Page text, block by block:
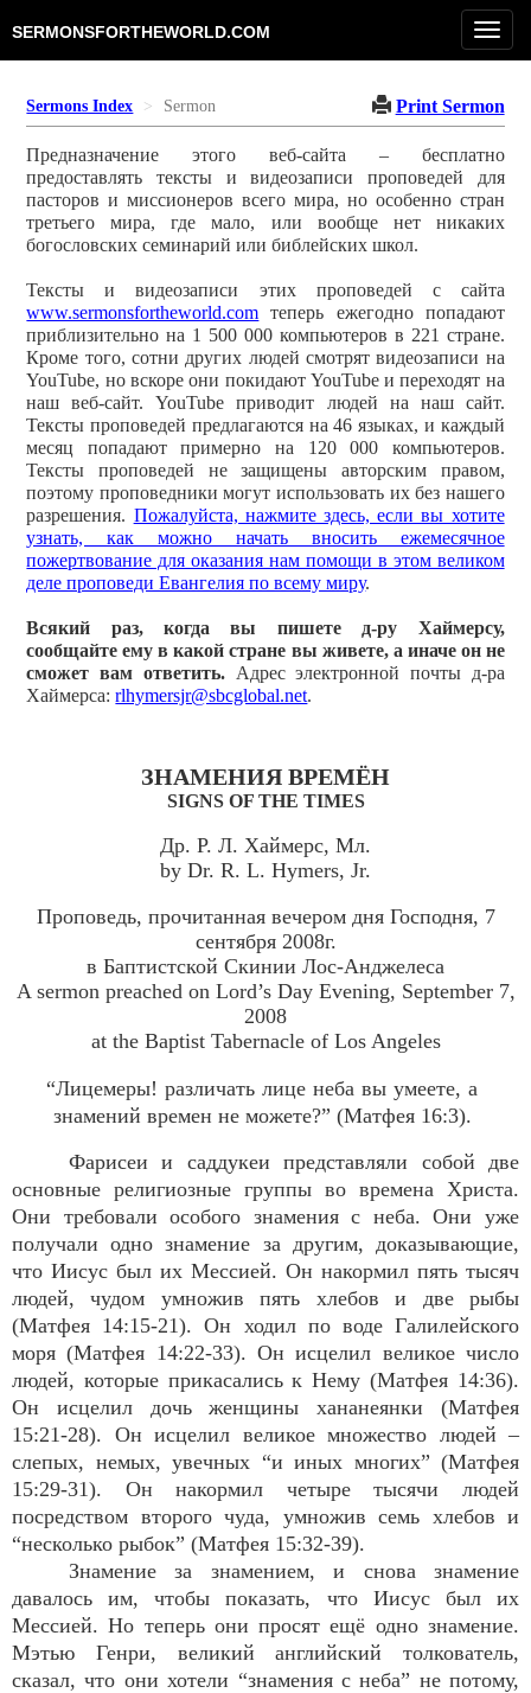
SERMONSFORTHEWORLD.COM
Sermons Index Sermon Print Sermon
Предназначение этого веб-сайта – бесплатно
предоставлять тексты и видеозаписи проповедей для
пасторов и миссионеров всего мира, но особенно стран
третьего мира, где мало, или вообще нет никаких
богословских семинарий или библейских школ.
Тексты и видеозаписи этих проповедей с сайта
www.sermonsfortheworld.com теперь ежегодно попадают
приблизительно на 1 500 000 компьютеров в 221 стране.
Кроме того, сотни других людей смотрят видеозаписи на
YouTube, но вскоре они покидают YouTube и переходят на
наш веб-сайт. YouTube приводит людей на наш сайт.
Тексты проповедей предлагаются на 46 языках, и каждый
месяц попадают примерно на 120 000 компьютеров.
Тексты проповедей не защищены авторским правом,
поэтому проповедники могут использовать их без нашего
разрешения. Пожалуйста, нажмите здесь, если вы хотите
узнать, как можно начать вносить ежемесячное
пожертвование для оказания нам помощи в этом великом
деле проповеди Евангелия по всему миру.
Всякий раз, когда вы пишете д-ру Хаймерсу,
сообщайте ему в какой стране вы живете, а иначе он не
сможет вам ответить. Адрес электронной почты д-ра
Хаймерса:rlhymersjr@sbcglobal.net.
ЗНАМЕНИЯ ВРЕМЁН
SIGNS OF THE TIMES
Др. Р. Л. Хаймерс, Мл.
by Dr. R. L. Hymers, Jr.
Проповедь, прочитанная вечером дня Господня, 7
сентября 2008г.
в Баптистской Скинии Лос-Анджелеса
A sermon preached on Lord’s Day Evening, September 7,
2008
at the Baptist Tabernacle of Los Angeles
“Лицемеры! различать лице неба вы умеете, а
знамений времен не можете?” (Матфея 16:3).
Фарисеи и саддукеи представляли собой две
основные религиозные группы во времена Христа.
Они требовали особого знамения с неба. Они уже
получали одно знамение за другим, доказывающие,
что Иисус был их Мессией. Он накормил пять тысяч
людей, чудом умножив пять хлебов и две рыбы
(Матфея 14:15-21). Он ходил по воде Галилейского
моря (Матфея 14:22-33). Он исцелил великое число
людей, которые прикасались к Нему (Матфея 14:36).
Он исцелил дочь женщины хананеянки (Матфея
15:21-28). Он исцелил великое множество людей –
слепых, немых, увечных “и иных многих” (Матфея
15:29-31). Он накормил четыре тысячи людей
посредством второго чуда, умножив семь хлебов и
“несколько рыбок” (Матфея 15:32-39).
Знамение за знамением, и снова знамение
давалось им, чтобы показать, что Иисус был их
Мессией. Но теперь они просят ещё одно знамение.
Мэтью Генри, великий английский толкователь,
сказал, что они хотели “знамения с неба” не потому,